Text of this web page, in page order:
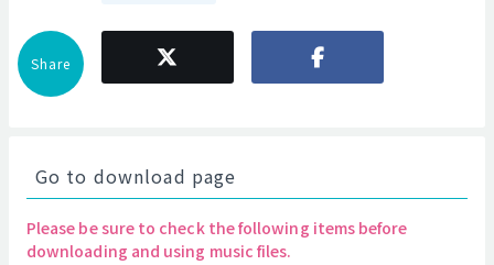
Share
Go to download page
Please be sure to check the following items before
downloading and using music files.